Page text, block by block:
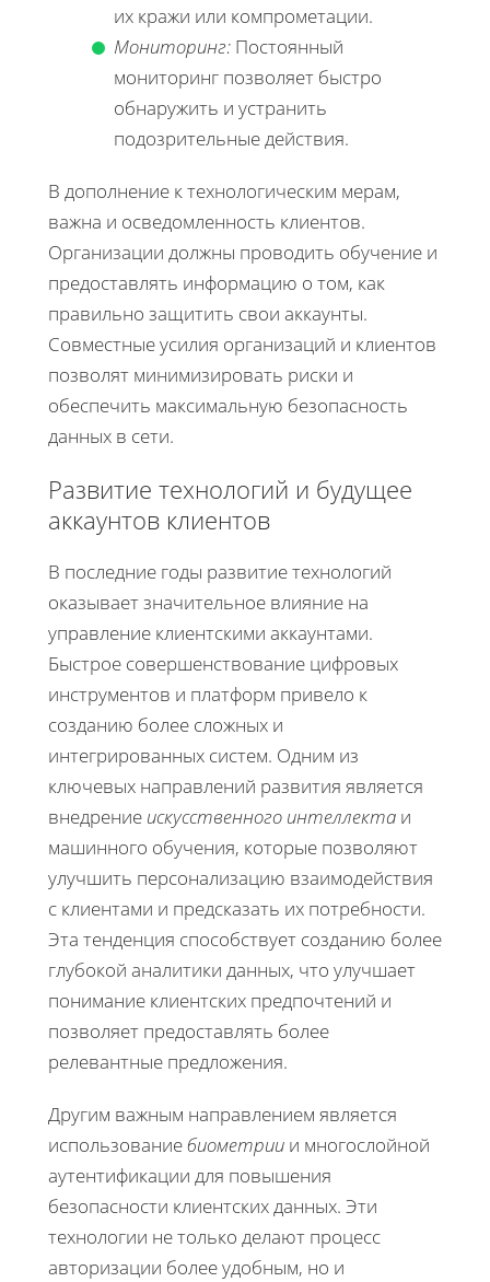
их кражи или компрометации.
Мониторинг: Постоянный
мониторинг позволяет быстро
обнаружить и устранить
подозрительные действия.
В дополнение к технологическим мерам,
важна и осведомленность клиентов.
Организации должны проводить обучение и
предоставлять информацию о том, как
правильно защитить свои аккаунты.
Совместные усилия организаций и клиентов
позволят минимизировать риски и
обеспечить максимальную безопасность
данных в сети.
Развитие технологий и будущее
аккаунтов клиентов
В последние годы развитие технологий
оказывает значительное влияние на
управление клиентскими аккаунтами.
Быстрое совершенствование цифровых
инструментов и платформ привело к
созданию более сложных и
интегрированных систем. Одним из
ключевых направлений развития является
внедрение искусственного интеллекта и
машинного обучения, которые позволяют
улучшить персонализацию взаимодействия
с клиентами и предсказать их потребности.
Эта тенденция способствует созданию более
глубокой аналитики данных, что улучшает
понимание клиентских предпочтений и
позволяет предоставлять более
релевантные предложения.
Другим важным направлением является
использованиебиометрии и многослойной
аутентификации для повышения
безопасности клиентских данных. Эти
технологии не только делают процесс
авторизации более удобным, но и